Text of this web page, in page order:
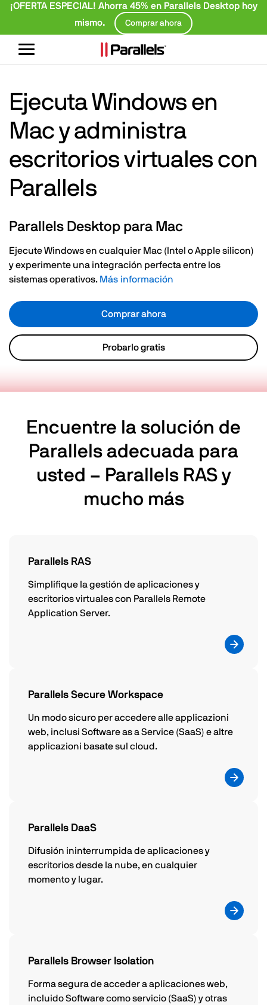
¡OFERTA ESPECIAL! Ahorra 45% en Parallels Desktop hoy
mismo.
Comprar ahora
Alternar
Ejecuta Windows en
Mac y administra
escritorios virtuales con
Parallels
Parallels Desktop para Mac
Ejecute Windows en cualquier Mac (Intel o Apple silicon)
y experimente una integración perfecta entre los
sistemas operativos. Más información
Comprar ahora
Probarlo gratis
Encuentre la solución de
Parallels adecuada para
usted – Parallels RAS y
mucho más
Parallels RAS
Simplifique la gestión de aplicaciones y
escritorios virtuales con Parallels Remote
Application Server.
Parallels Secure Workspace
Un modo sicuro per accedere alle applicazioni
web, inclusi Software as a Service (SaaS) e altre
applicazioni basate sul cloud.
Parallels DaaS
Difusión ininterrumpida de aplicaciones y
escritorios desde la nube, en cualquier
momento y lugar.
Parallels Browser Isolation
Forma segura de acceder a aplicaciones web,
incluido Software como servicio (SaaS) y otras